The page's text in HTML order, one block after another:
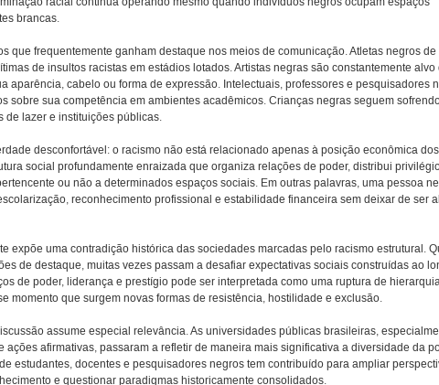
brancas.
que frequentemente ganham destaque nos meios de comunicação. Atletas negros
de insultos racistas em estádios lotados. Artistas negras são constantemente alvo
aparência, cabelo ou forma de expressão. Intelectuais, professores e pesquisadores
sobre sua competência em ambientes acadêmicos. Crianças negras seguem
de lazer e instituições públicas.
desconfortável: o racismo não está relacionado apenas à posição econômica dos
social profundamente enraizada que organiza relações de poder, distribui
ou não a determinados espaços sociais. Em outras palavras, uma pessoa
reconhecimento profissional e estabilidade financeira sem deixar de ser
expõe uma contradição histórica das sociedades marcadas pelo racismo estrutural.
de destaque, muitas vezes passam a desafiar expectativas sociais construídas ao
de poder, liderança e prestígio pode ser interpretada como uma ruptura de
momento que surgem novas formas de resistência, hostilidade e exclusão.
assume especial relevância. As universidades públicas brasileiras,
ações afirmativas, passaram a refletir de maneira mais significativa a diversidade da
estudantes, docentes e pesquisadores negros tem contribuído para ampliar
e questionar paradigmas historicamente consolidados.